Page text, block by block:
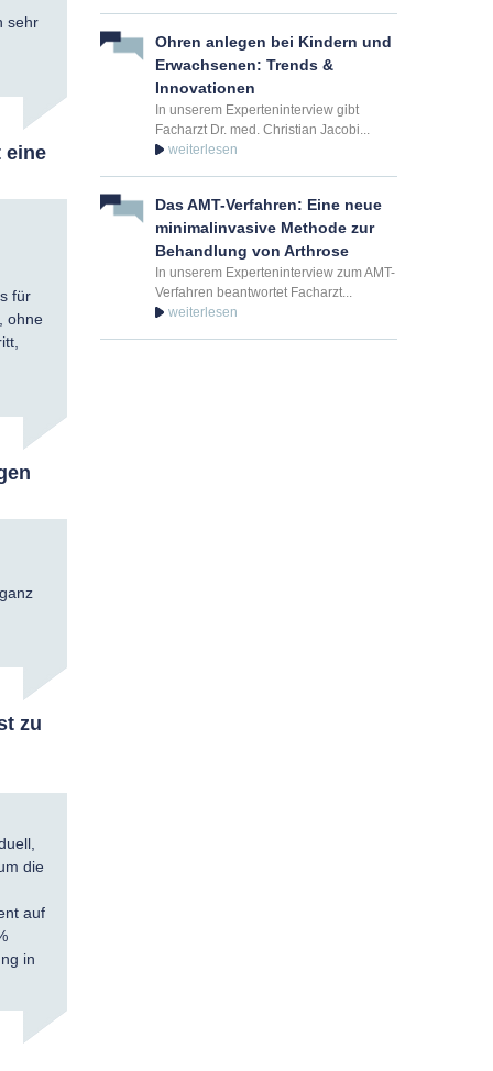
sehr
eine
für
ohne
zu
die
auf
in
Ohren anlegen bei Kindern und
Erwachsenen: Trends &
Innovationen
In unserem Experteninterview gibt
Facharzt Dr. med. Christian Jacobi...
Das AMT-Verfahren: Eine neue
minimalinvasive Methode zur
Behandlung von Arthrose
In unserem Experteninterview zum AMT-
Verfahren beantwortet Facharzt...